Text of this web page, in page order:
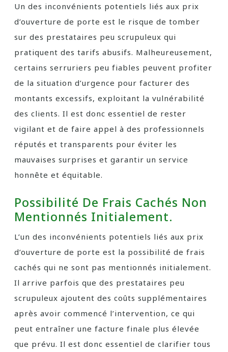
Un des inconvénients potentiels liés aux prix
d’ouverture de porte est le risque de tomber
sur des prestataires peu scrupuleux qui
pratiquent des tarifs abusifs. Malheureusement,
certains serruriers peu fiables peuvent profiter
de la situation d’urgence pour facturer des
montants excessifs, exploitant la vulnérabilité
des clients. Il est donc essentiel de rester
vigilant et de faire appel à des professionnels
réputés et transparents pour éviter les
mauvaises surprises et garantir un service
honnête et équitable.
Possibilité De Frais Cachés Non
Mentionnés Initialement.
L’un des inconvénients potentiels liés aux prix
d’ouverture de porte est la possibilité de frais
cachés qui ne sont pas mentionnés initialement.
Il arrive parfois que des prestataires peu
scrupuleux ajoutent des coûts supplémentaires
après avoir commencé l’intervention, ce qui
peut entraîner une facture finale plus élevée
que prévu. Il est donc essentiel de clarifier tous